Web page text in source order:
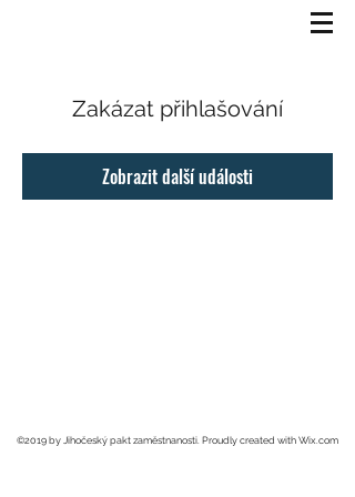
Zakázat přihlašování
Zobrazit další události
©2019 by Jihočeský pakt zaměstnanosti. Proudly created with Wix.com